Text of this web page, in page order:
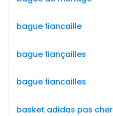
bague fiancaille
bague fiançailles
bague fiancailles
basket adidas pas cher